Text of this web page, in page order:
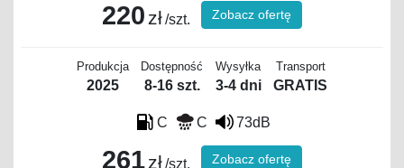
220 zł/szt. Zobacz ofertę
Produkcja
2025
Dostępność
8-16 szt.
Wysyłka
3-4 dni
Transport
GRATIS
C C 73dB
261zł/szt. Zobacz ofertę